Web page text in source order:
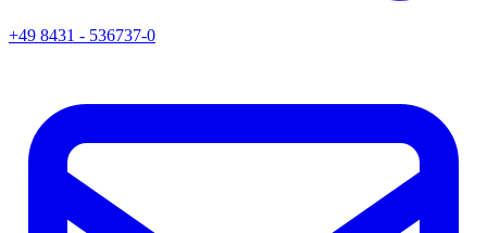
+49 8431 - 536737-0